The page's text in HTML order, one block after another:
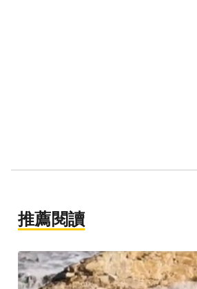
推薦閱讀